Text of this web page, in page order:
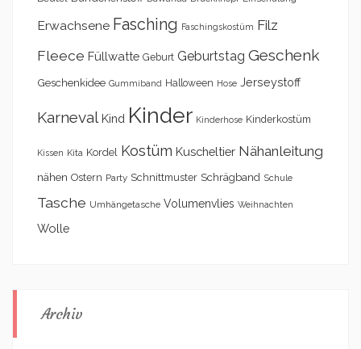
Erwachsene Fasching Faschingskostüm Filz
Fleece Füllwatte Geburt Geburtstag Geschenk
Geschenkidee Gummiband Halloween Hose Jerseystoff
Karneval Kind Kinder Kinderhose Kinderkostüm
Kissen Kita Kordel Kostüm Kuscheltier Nähanleitung
nähen Ostern Party Schnittmuster Schrägband Schule
Tasche Umhängetasche Volumenvlies Weihnachten
Wolle
Archiv